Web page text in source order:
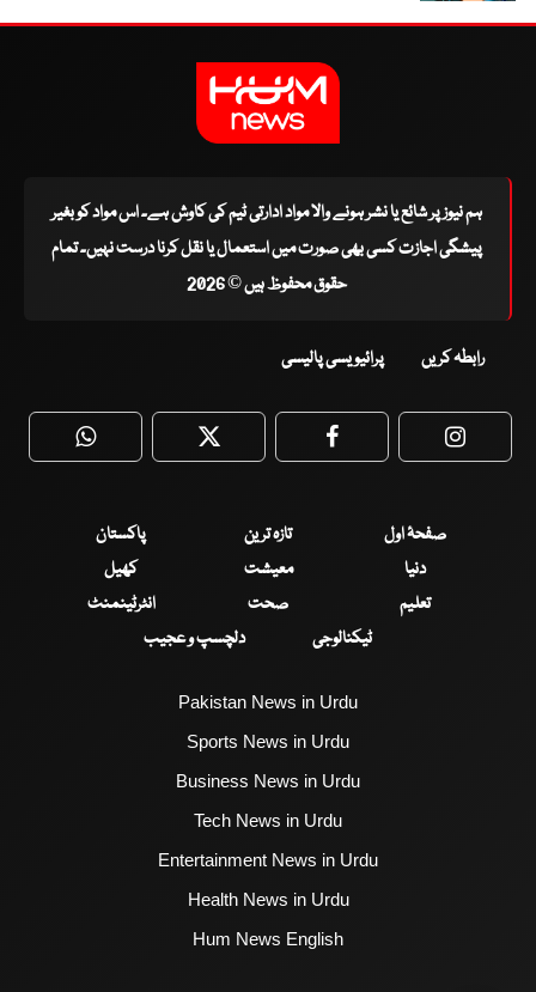
ہم نیوز پر شائع یا نشر ہونے والا مواد ادارتی ٹیم کی کاوش ہے۔ اس مواد کو بغیر
پیشگی اجازت کسی بھی صورت میں استعمال یا نقل کرنا درست نہیں۔ تمام
حقوق محفوظ ہیں © 2026
رابطہ کریں پرائیویسی پالیسی
WhatsApp Twitter Facebook
صفحۂ اول تازہ ترین
پاکستان
دنیا
معیشت
کھیل
تعلیم
صحت
انٹرٹینمنٹ
ٹیکنالوجی
دلچسپ و عجیب
Pakistan News in Urdu
Sports News in Urdu
Business News in Urdu
Tech News in Urdu
Entertainment News in Urdu
Health News in Urdu
Hum News English